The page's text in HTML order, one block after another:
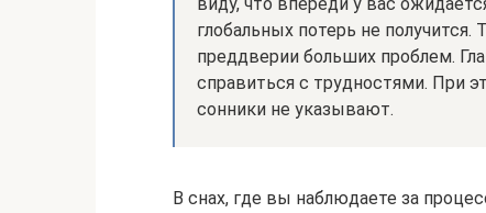
глобальных потерь не получится.
преддверии больших проблем.
справиться с трудностями. При
сонники не указывают.
В снах, где вы наблюдаете за